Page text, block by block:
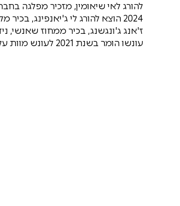
להורג לאי שיאומין, מזכיר מפלגה
2024 הוצא להורג לי ג'יאנפינג,
עונשו הומר בשנת 2021 לעונש מוות על תנאי ולמאסר עולם בעקבות ערעור.